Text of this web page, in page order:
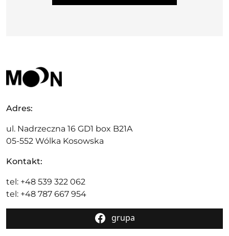
Adres:
ul. Nadrzeczna 16 GD1 box B21A
05-552 Wólka Kosowska
Kontakt:
tel: +48 539 322 062
tel: +48 787 667 954
grupa